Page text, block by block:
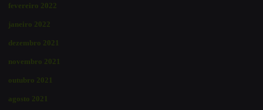
fevereiro 2022
janeiro 2022
dezembro 2021
novembro 2021
outubro 2021
agosto 2021